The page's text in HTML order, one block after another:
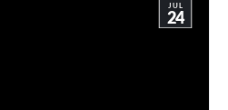
JUL
24